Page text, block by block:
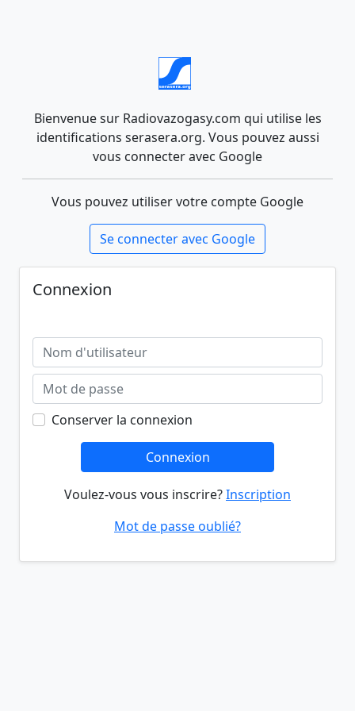
Bienvenue sur Radiovazogasy.com qui utilise les
identifications serasera.org. Vous pouvez aussi
vous connecter avec Google
Vous pouvez utiliser votre compte Google
Se connecter avec Google
Connexion
Conserver la connexion
Connexion
Voulez-vous vous inscrire?Inscription
Mot de passe oublié?